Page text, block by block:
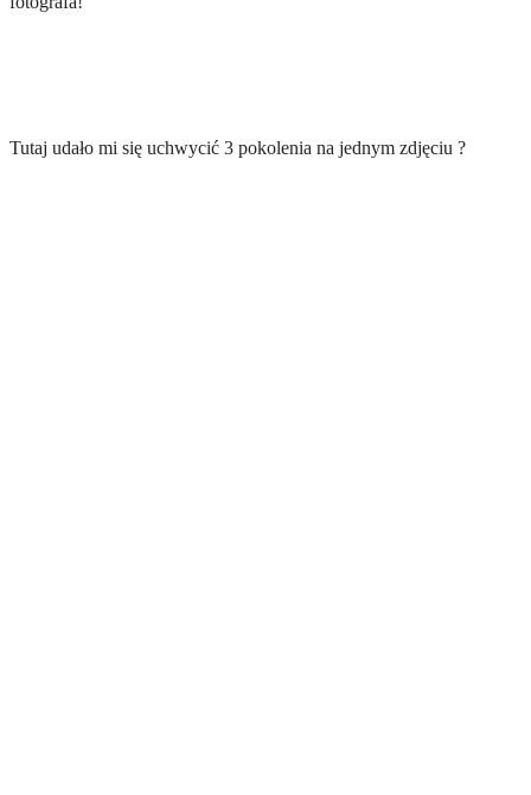
Tutaj udało mi się uchwycić 3 pokolenia na jednym zdjęciu ?